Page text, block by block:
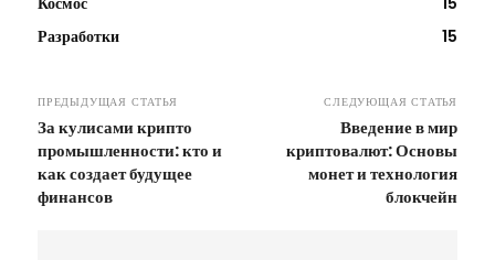
Разработки
15
ПРЕДЫДУЩАЯ СТАТЬЯ
За кулисами крипто
промышленности: кто и
как создает будущее
финансов
СЛЕДУЮЩАЯ СТАТЬЯ
Введение в мир
криптовалют: Основы
монет и технология
блокчейн